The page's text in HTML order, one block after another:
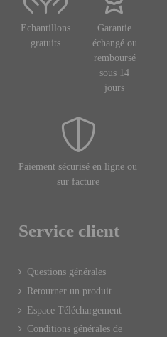
Echantillons
gratuits
Garantie
échangé ou
remboursé
sous 14
jours
Paiement sécurisé en ligne ou
sur facture
Service client
Questions générales
Retourner un produit
Espace Téléchargement
Conditions générales de